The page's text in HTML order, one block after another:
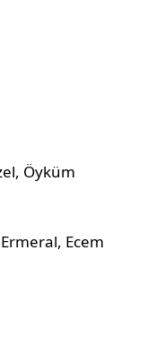
Öyküm
Ecem